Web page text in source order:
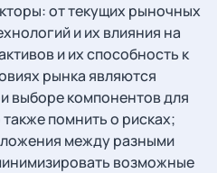
от текущих рыночных
и их влияния на
и их способность к
рынка являются
выборе компонентов для
помнить о рисках;
между разными
возможные